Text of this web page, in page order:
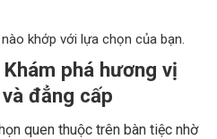
khớp với lựa chọn của bạn.
phá hương vị
đẳng cấp
quen thuộc trên bàn tiệc nhờ